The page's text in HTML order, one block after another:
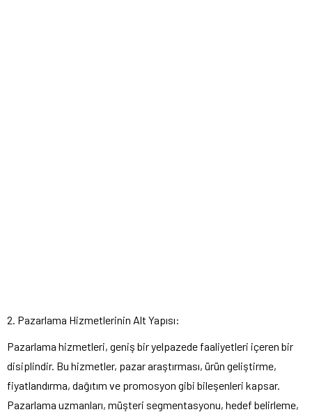
2. Pazarlama Hizmetlerinin Alt Yapısı:
Pazarlama hizmetleri, geniş bir yelpazede faaliyetleri içeren bir
disiplindir. Bu hizmetler, pazar araştırması, ürün geliştirme,
fiyatlandırma, dağıtım ve promosyon gibi bileşenleri kapsar.
Pazarlama uzmanları, müşteri segmentasyonu, hedef belirleme,